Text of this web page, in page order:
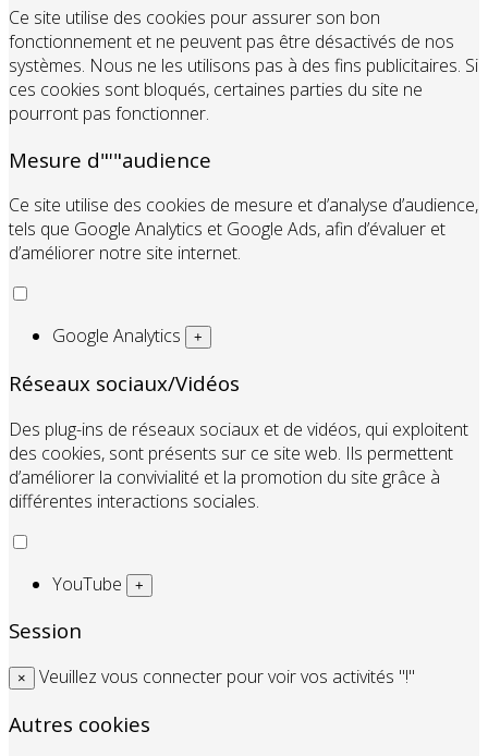
Ce site utilise des cookies pour assurer son bon
fonctionnement et ne peuvent pas être désactivés de nos
systèmes. Nous ne les utilisons pas à des fins publicitaires. Si
ces cookies sont bloqués, certaines parties du site ne
pourront pas fonctionner.
Mesure d"'"audience
Ce site utilise des cookies de mesure et d’analyse d’audience,
tels que Google Analytics et Google Ads, afin d’évaluer et
d’améliorer notre site internet.
Google Analytics +
Réseaux sociaux/Vidéos
Des plug-ins de réseaux sociaux et de vidéos, qui exploitent
des cookies, sont présents sur ce site web. Ils permettent
d’améliorer la convivialité et la promotion du site grâce à
différentes interactions sociales.
YouTube +
Session
× Veuillez vous connecter pour voir vos activités "!"
Autres cookies